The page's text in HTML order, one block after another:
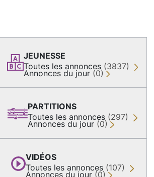
JEUNESSE
Toutes les annonces (3837)
Annonces du jour (0)
PARTITIONS
Toutes les annonces (297)
Annonces du jour (0)
VIDÉOS
Toutes les annonces (107)
Annonces du jour (0)